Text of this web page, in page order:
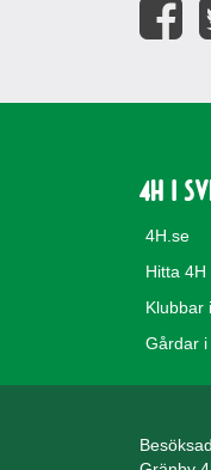
4H i
4H.se
Hitta
Klubbar
Gårdar